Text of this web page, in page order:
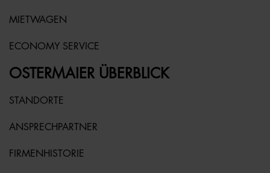
MIETWAGEN
ECONOMY SERVICE
OSTERMAIER ÜBERBLICK
STANDORTE
ANSPRECHPARTNER
FIRMENHISTORIE